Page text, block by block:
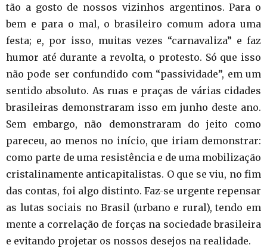
tão a gosto de nossos vizinhos argentinos. Para o
bem e para o mal, o brasileiro comum adora uma
festa; e, por isso, muitas vezes “carnavaliza” e faz
humor até durante a revolta, o protesto. Só que isso
não pode ser confundido com “passividade”, em um
sentido absoluto. As ruas e praças de várias cidades
brasileiras demonstraram isso em junho deste ano.
Sem embargo, não demonstraram do jeito como
pareceu, ao menos no início, que iriam demonstrar:
como parte de uma resistência e de uma mobilização
cristalinamente anticapitalistas. O que se viu, no fim
das contas, foi algo distinto. Faz-se urgente repensar
as lutas sociais no Brasil (urbano e rural), tendo em
mente a correlação de forças na sociedade brasileira
e evitando projetar os nossos desejos na realidade.